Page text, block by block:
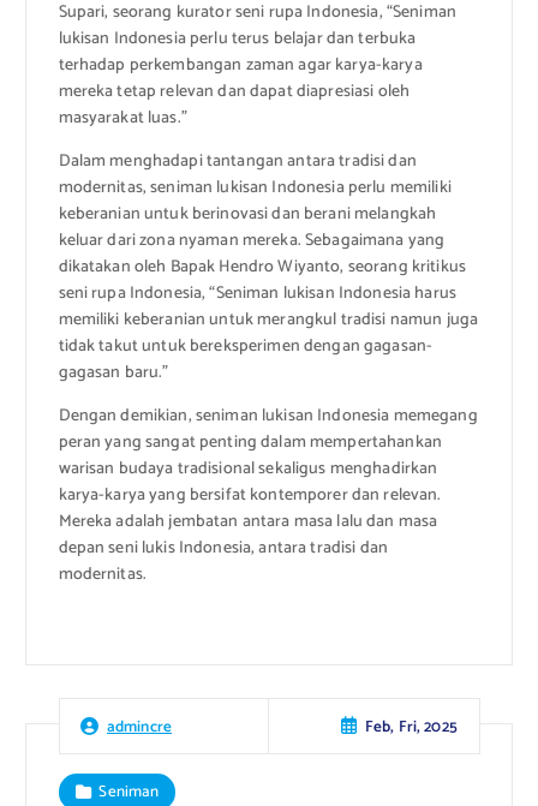
Supari, seorang kurator seni rupa Indonesia, “Seniman
lukisan Indonesia perlu terus belajar dan terbuka
terhadap perkembangan zaman agar karya-karya
mereka tetap relevan dan dapat diapresiasi oleh
masyarakat luas.”
Dalam menghadapi tantangan antara tradisi dan
modernitas, seniman lukisan Indonesia perlu memiliki
keberanian untuk berinovasi dan berani melangkah
keluar dari zona nyaman mereka. Sebagaimana yang
dikatakan oleh Bapak Hendro Wiyanto, seorang kritikus
seni rupa Indonesia, “Seniman lukisan Indonesia harus
memiliki keberanian untuk merangkul tradisi namun juga
tidak takut untuk bereksperimen dengan gagasan-
gagasan baru.”
Dengan demikian, seniman lukisan Indonesia memegang
peran yang sangat penting dalam mempertahankan
warisan budaya tradisional sekaligus menghadirkan
karya-karya yang bersifat kontemporer dan relevan.
Mereka adalah jembatan antara masa lalu dan masa
depan seni lukis Indonesia, antara tradisi dan
modernitas.
admincre Feb, Fri, 2025
Seniman